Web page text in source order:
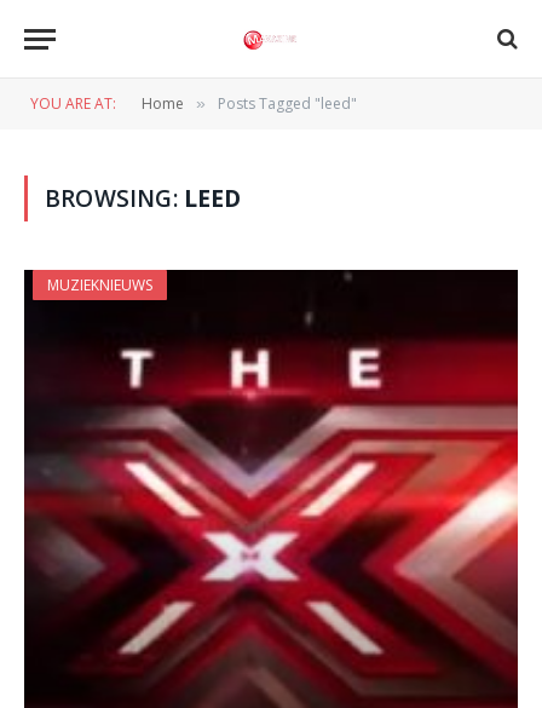
YOU ARE AT: Home » Posts Tagged "leed"
BROWSING: LEED
MUZIEKNIEUWS